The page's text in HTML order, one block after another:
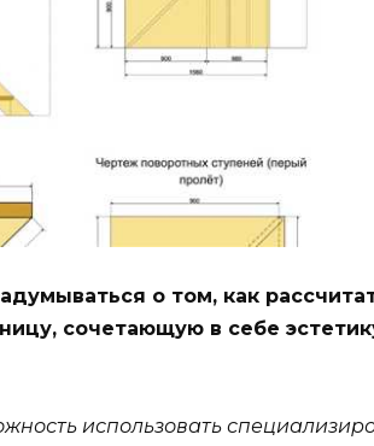
о том, как
сочетающую в себе
использовать